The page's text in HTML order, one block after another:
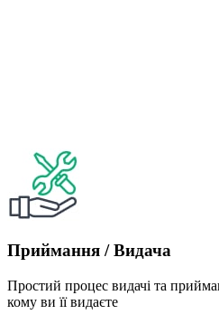
Приймання / Видача
Простий процес видачі та
кому ви її видаєте